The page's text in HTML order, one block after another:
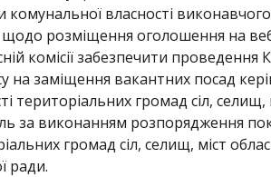
комунальної власності
щодо розміщення оголошення на
комісії забезпечити
на заміщення вакантних посад
територіальних громад сіл, селищ,
за виконанням розпорядження
громад сіл, селищ, міст
ради.